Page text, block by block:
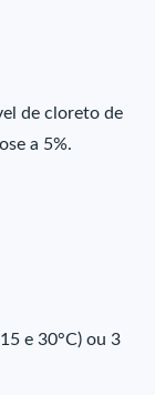
de cloreto de
a 5%.
e 30°C) ou 3